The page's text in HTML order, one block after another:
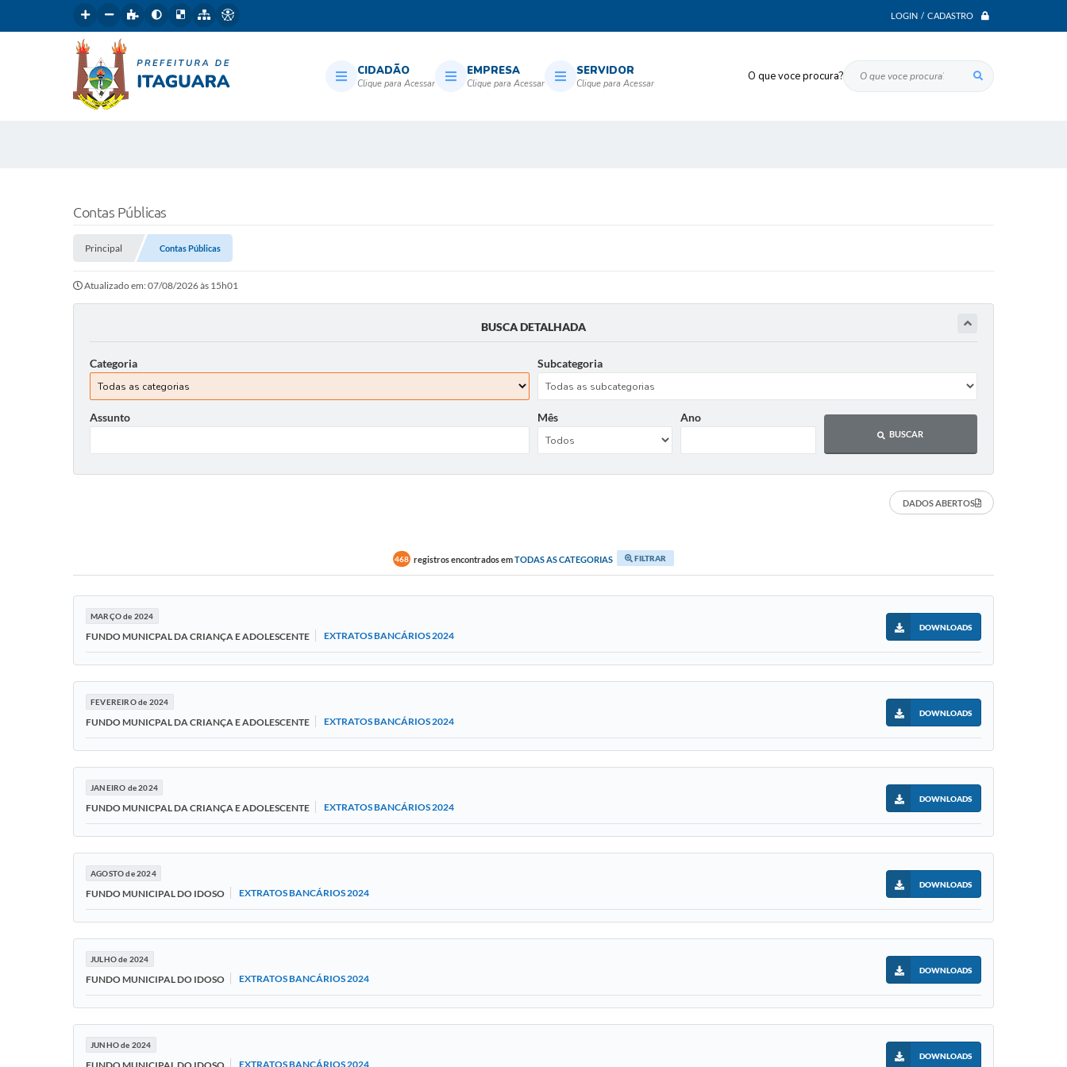
LOGIN / CADASTRO
O que voce procura?
CIDADÃO EMPRESA SERVIDOR
Contas Públicas
Principal Contas Públicas
Atualizado em: 07/08/2026 às 15h01
BUSCA DETALHADA
Categoria Subcategoria
Assunto Mês Ano
BUSCAR
DADOS ABERTOS
468 registros encontrados emTODAS AS CATEGORIAS FILTRAR
MARÇO de 2024
FUNDO MUNICPAL DA CRIANÇA E ADOLESCENTE EXTRATOS BANCÁRIOS 2024
DOWNLOADS
FEVEREIRO de 2024
FUNDO MUNICPAL DA CRIANÇA E ADOLESCENTE EXTRATOS BANCÁRIOS 2024
DOWNLOADS
JANEIRO de 2024
FUNDO MUNICPAL DA CRIANÇA E ADOLESCENTE EXTRATOS BANCÁRIOS 2024
DOWNLOADS
AGOSTO de 2024
FUNDO MUNICIPAL DO IDOSO EXTRATOS BANCÁRIOS 2024
DOWNLOADS
JULHO de 2024
FUNDO MUNICIPAL DO IDOSO EXTRATOS BANCÁRIOS 2024
DOWNLOADS
JUNHO de 2024
EXTRATOS BANCÁRIOS 2024
DOWNLOADS